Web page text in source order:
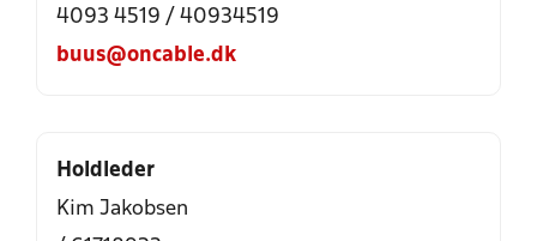
4093 4519 / 40934519
buus@oncable.dk
Holdleder
Kim Jakobsen